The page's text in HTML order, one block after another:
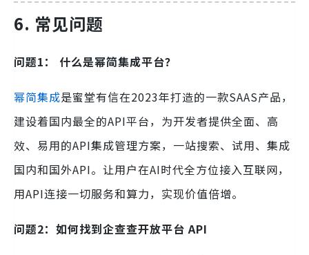
6. 常见问题
问题1： 什么是幂简集成平台？
幂简集成是蜜堂有信在2023年打造的一款SAAS产品，
建设着国内最全的API平台，为开发者提供全面、高
效、易用的API集成管理方案，一站搜索、试用、集成
国内和国外API。让用户在AI时代全方位接入互联网，
用API连接一切服务和算力，实现价值倍增。
问题2：如何找到企查查开放平台 API